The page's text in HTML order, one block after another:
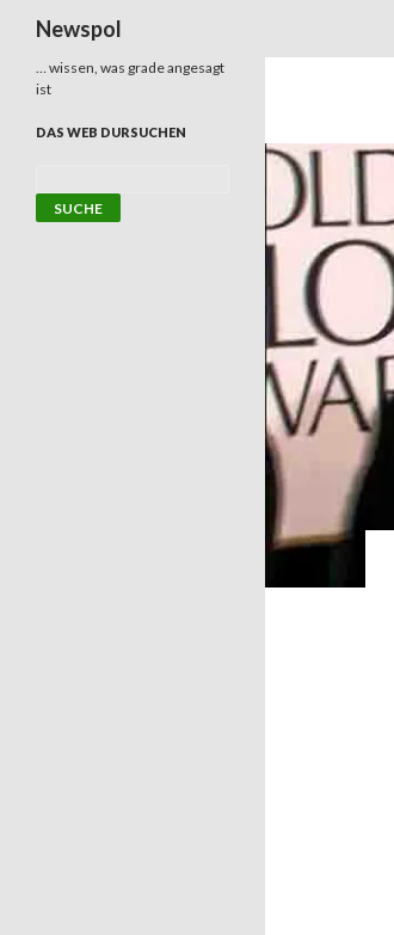
Newspol
… wissen, was grade angesagt
ist
DAS WEB DURSUCHEN